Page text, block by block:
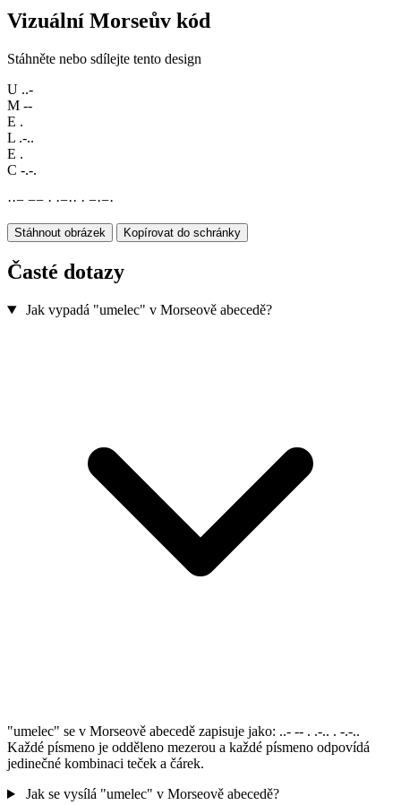
Vizuální Morseův kód
Stáhněte nebo sdílejte tento design
U ..-
M --
E .
L .-..
E .
C -.-.
··− −− · ·−·· · −·−·
Stáhnout obrázek Kopírovat do schránky
Časté dotazy
Jak vypadá "umelec" v Morseově abecedě?
"umelec" se v Morseově abecedě zapisuje jako: ..- -- . .-.. . -.-..
Každé písmeno je odděleno mezerou a každé písmeno odpovídá
jedinečné kombinaci teček a čárek.
Jak se vysílá "umelec" v Morseově abecedě?